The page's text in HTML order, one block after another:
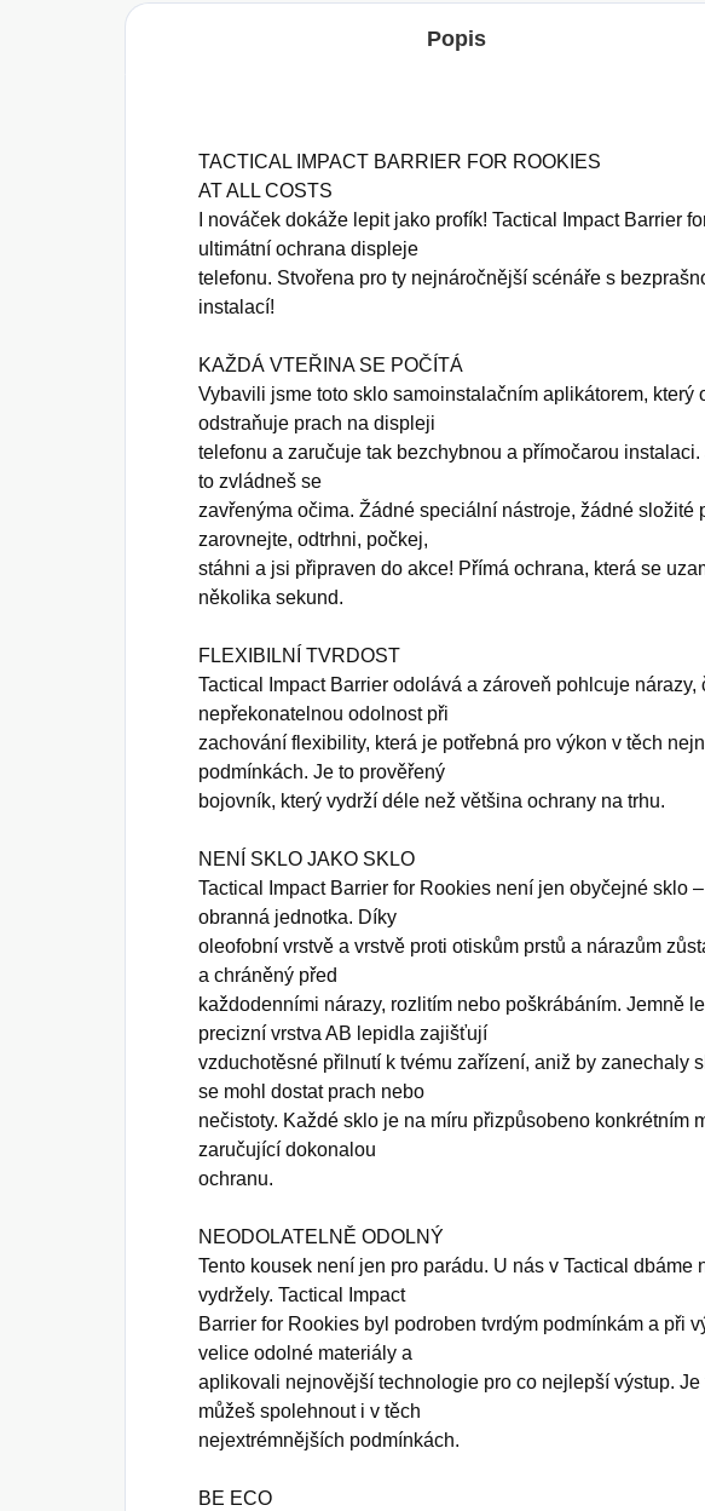
Popis
TACTICAL IMPACT BARRIER FOR ROOKIES
AT ALL COSTS
I nováček dokáže lepit jako profík! Tactical Impact Barrier
ultimátní ochrana displeje
telefonu. Stvořena pro ty nejnáročnější scénáře s
instalací!
KAŽDÁ VTEŘINA SE POČÍTÁ
Vybavili jsme toto sklo samoinstalačním aplikátorem, který
odstraňuje prach na displeji
telefonu a zaručuje tak bezchybnou a přímočarou
to zvládneš se
zavřenýma očima. Žádné speciální nástroje, žádné složité
zarovnejte, odtrhni, počkej,
stáhni a jsi připraven do akce! Přímá ochrana, která se
několika sekund.
FLEXIBILNÍ TVRDOST
Tactical Impact Barrier odolává a zároveň pohlcuje nárazy,
nepřekonatelnou odolnost při
zachování flexibility, která je potřebná pro výkon v těch
podmínkách. Je to prověřený
bojovník, který vydrží déle než většina ochrany na trhu.
NENÍ SKLO JAKO SKLO
Tactical Impact Barrier for Rookies není jen obyčejné sklo
obranná jednotka. Díky
oleofobní vrstvě a vrstvě proti otiskům prstů a nárazům
a chráněný před
každodenními nárazy, rozlitím nebo poškrábáním. Jemně
precizní vrstva AB lepidla zajišťují
vzduchotěsné přilnutí k tvému zařízení, aniž by zanechaly
se mohl dostat prach nebo
nečistoty. Každé sklo je na míru přizpůsobeno konkrétním
zaručující dokonalou
ochranu.
NEODOLATELNĚ ODOLNÝ
Tento kousek není jen pro parádu. U nás v Tactical dbáme
vydržely. Tactical Impact
Barrier for Rookies byl podroben tvrdým podmínkám a při
velice odolné materiály a
aplikovali nejnovější technologie pro co nejlepší výstup. Je
můžeš spolehnout i v těch
nejextrémnějších podmínkách.
BE ECO